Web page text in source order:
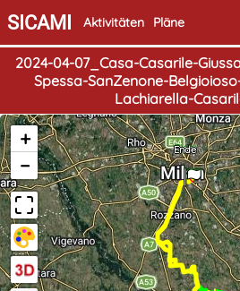
SICAMI Aktivitäten Pläne
2024-04-07_Casa-Casarile-
Spessa-SanZenone-
Lachiarella-
Start
Ende
+
−